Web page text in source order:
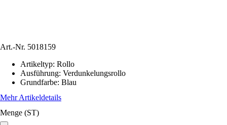
Art.-Nr. 5018159
Artikeltyp: Rollo
Ausführung: Verdunkelungsrollo
Grundfarbe: Blau
Mehr Artikeldetails
Menge (ST)